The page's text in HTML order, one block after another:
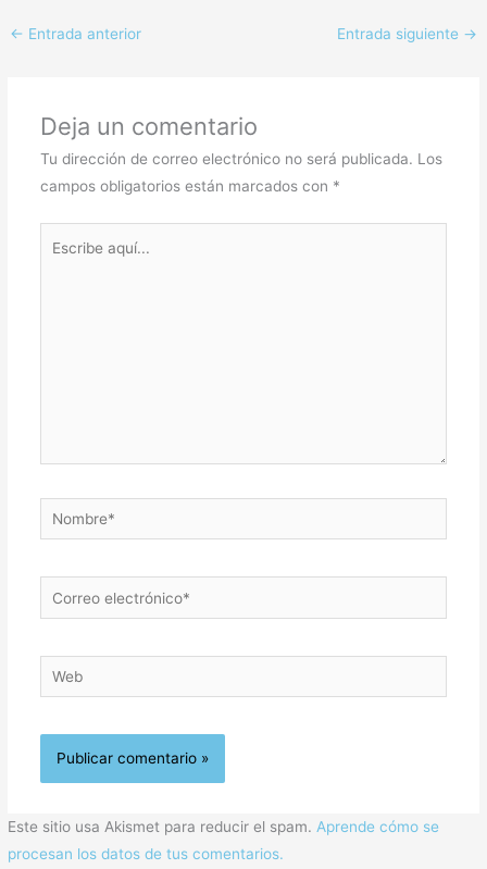
← Entrada anterior Entrada siguiente →
Deja un comentario
Tu dirección de correo electrónico no será publicada. Los
campos obligatorios están marcados con *
Nombre*
Correo
electrónico*
Web
Este sitio usa Akismet para reducir el spam. Aprende cómo se
procesan los datos de tus comentarios.